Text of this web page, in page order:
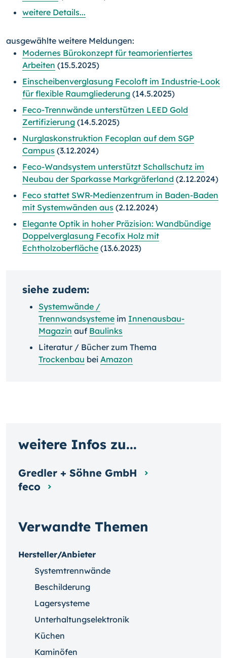
weitere Details...
ausgewählte weitere Meldungen:
Modernes Bürokonzept für teamorientiertes
Arbeiten (15.5.2025)
Einscheibenverglasung Fecoloft im Industrie-Look
für flexible Raumgliederung (14.5.2025)
Feco-Trennwände unterstützen LEED Gold
Zertifizierung (14.5.2025)
Nurglaskonstruktion Fecoplan auf dem SGP
Campus (3.12.2024)
Feco-Wandsystem unterstützt Schallschutz im
Neubau der Sparkasse Markgräferland (2.12.2024)
Feco stattet SWR-Medienzentrum in Baden-Baden
mit Systemwänden aus (2.12.2024)
Elegante Optik in hoher Präzision: Wandbündige
Doppelverglasung Fecofix Holz mit
Echtholzoberfläche (13.6.2023)
siehe zudem:
Systemwände /
Trennwandsysteme im Innenausbau-
Magazin auf Baulinks
Literatur / Bücher zum Thema
Trockenbau bei Amazon
Verwandte Themen
Hersteller/Anbieter
Systemtrennwände
Beschilderung
Lagersysteme
Unterhaltungselektronik
Küchen
Kaminöfen
weitere Infos zu...
Gredler + Söhne GmbH
feco